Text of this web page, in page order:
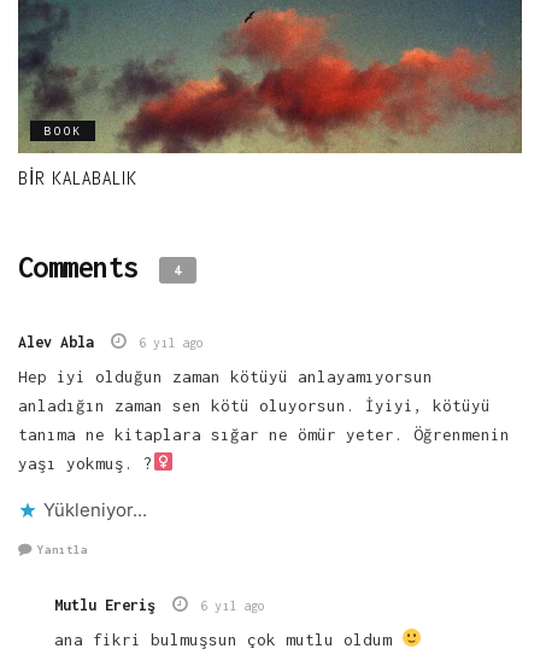
BOOK
BIR KALABALIK
Comments 4
Alev Abla 6 yıl ago
Hep iyi olduğun zaman kötüyü anlayamıyorsun
anladığın zaman sen kötü oluyorsun. İyiyi, kötüyü
tanıma ne kitaplara sığar ne ömür yeter. Öğrenmenin
yaşı yokmuş. ?‍
Yükleniyor...
Yanıtla
Mutlu Ereriş 6 yıl ago
ana fikri bulmuşsun çok mutlu oldum